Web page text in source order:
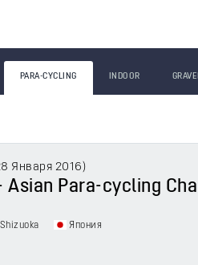
PARA-CYCLING INDOOR
Января 2016 )
Para-cycling
Япония